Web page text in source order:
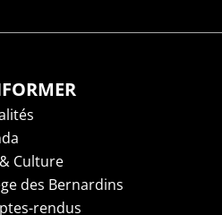
Culture
des Bernardins
rendus